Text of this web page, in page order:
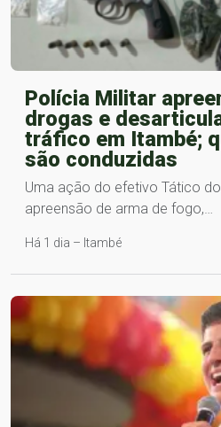
Polícia Militar
drogas e
tráfico em Itambé;
são conduzidas
Uma ação do efetivo Tático
apreensão de arma de fogo,…
Há 1 dia – Itambé